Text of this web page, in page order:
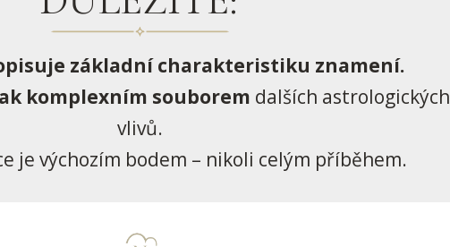
základní charakteristiku znamení.
komplexním souborem dalších astrologických
vlivů.
je výchozím bodem – nikoli celým příběhem.